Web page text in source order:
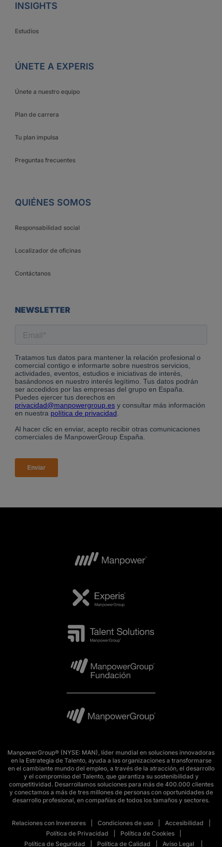
INSIGHTS
Estudios
ÚNETE A EXPERIS
Únete a nuestro equipo
Plan de carrera
Tu plan impulsa
Preguntas frecuentes
QUIÉNES SOMOS
Responsabilidad social
Localizador de oficinas
Contáctanos
NEWSLETTER
ManpowerGroup® (NYSE: MAN), líder mundial en soluciones innovadoras
en la Estrategia de Talento, ayuda a las organizaciones a transformarse
en el cambiante mundo del empleo, a través de la atracción, el desarrollo
y el compromiso del Talento, que garantiza su sostenibilidad y
competitividad. Desarrollamos soluciones para más de 400.000 clientes
y conectamos a más de tres millones de personas con oportunidades de
desarrollo profesional, en compañías de todos los tamaños y sectores.
Relaciones con Inversores Condiciones de uso
Accesibilidad
Política de Privacidad
Política de Cookies
Política de Seguridad
Política de Calidad Aviso Legal